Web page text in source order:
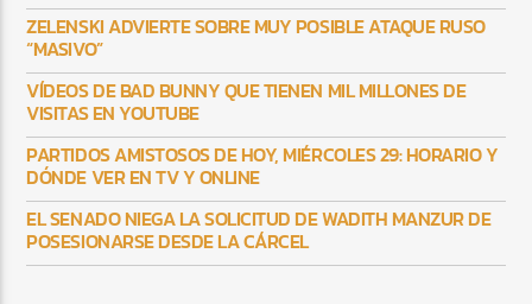
ZELENSKI ADVIERTE SOBRE MUY POSIBLE ATAQUE RUSO
“MASIVO”
VÍDEOS DE BAD BUNNY QUE TIENEN MIL MILLONES DE
VISITAS EN YOUTUBE
PARTIDOS AMISTOSOS DE HOY, MIÉRCOLES 29: HORARIO Y
DÓNDE VER EN TV Y ONLINE
EL SENADO NIEGA LA SOLICITUD DE WADITH MANZUR DE
POSESIONARSE DESDE LA CÁRCEL